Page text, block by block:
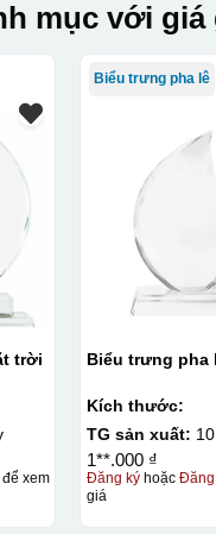
mục với giá
trời
để xem
Biểu trưng pha lê
Biểu trưng pha
Kích thước:
TG sản xuất:
1**.000 ₫
Đăng kýhoặc
giá